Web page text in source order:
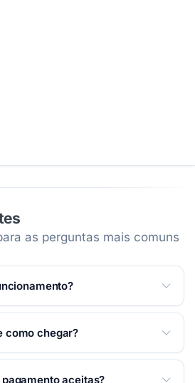
as perguntas mais comuns
a Sexta das 09:00 às 18:00;
como chegar?
Marechal Deodoro, 474 —
aceitas?